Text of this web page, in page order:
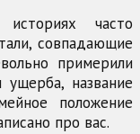
часто
совпадающие
примерили
название
положение
про вас.